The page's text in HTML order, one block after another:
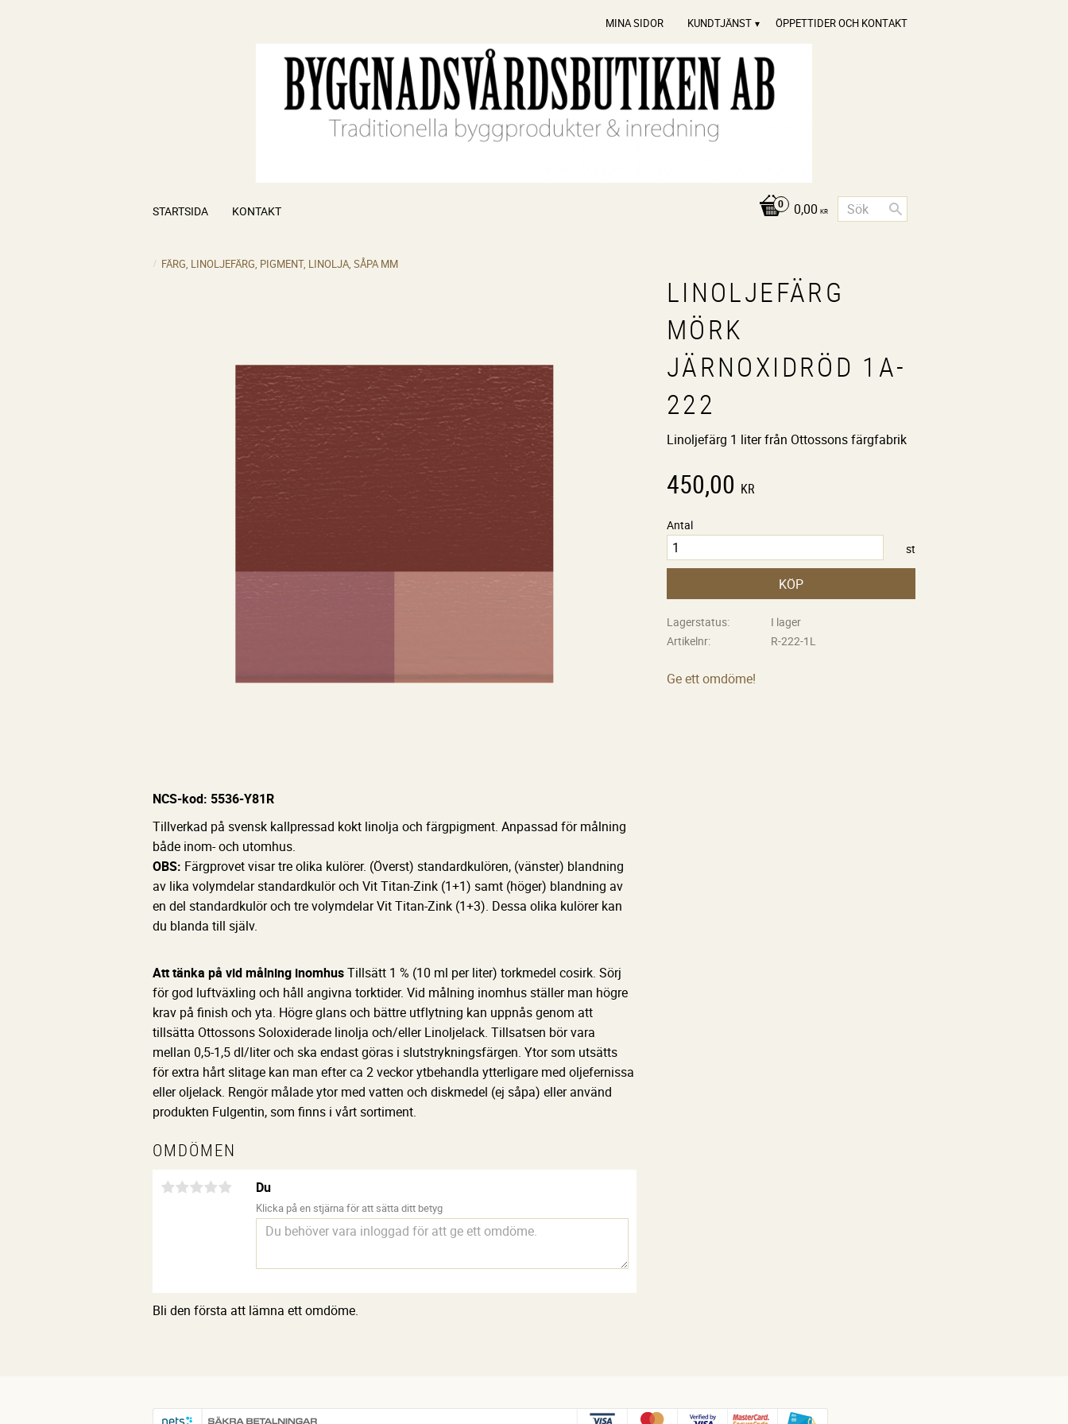
MINA SIDOR KUNDTJÄNST ÖPPETTIDER OCH KONTAKT
0,00 KR
STARTSIDA KONTAKT
FÄRG, LINOLJEFÄRG, PIGMENT, LINOLJA, SÅPA MM
LINOLJEFÄRG
MÖRK
JÄRNOXIDRÖD 1A-
222
Linoljefärg 1 liter från Ottossons färgfabrik
450,00 KR
Antal
st
KÖP
Lagerstatus
I lager
Artikelnr
R-222-1L
Ge ett omdöme!
NCS-kod: 5536-Y81R
Tillverkad på svensk kallpressad kokt linolja och färgpigment. Anpassad för målning
både inom- och utomhus.
OBS: Färgprovet visar tre olika kulörer. (Överst) standardkulören, (vänster) blandning
av lika volymdelar standardkulör och Vit Titan-Zink (1+1) samt (höger) blandning av
en del standardkulör och tre volymdelar Vit Titan-Zink (1+3). Dessa olika kulörer kan
du blanda till själv.
Att tänka på vid målning inomhusTillsätt 1 % (10 ml per liter) torkmedel cosirk. Sörj
för god luftväxling och håll angivna torktider. Vid målning inomhus ställer man högre
krav på finish och yta. Högre glans och bättre utflytning kan uppnås genom att
tillsätta Ottossons Soloxiderade linolja och/eller Linoljelack. Tillsatsen bör vara
mellan 0,5-1,5 dl/liter och ska endast göras i slutstrykningsfärgen. Ytor som utsätts
för extra hårt slitage kan man efter ca 2 veckor ytbehandla ytterligare med oljefernissa
eller oljelack. Rengör målade ytor med vatten och diskmedel (ej såpa) eller använd
produkten Fulgentin, som finns i vårt sortiment.
OMDÖMEN
Du
Klicka på en stjärna för att sätta ditt betyg
Bli den första att lämna ett omdöme.